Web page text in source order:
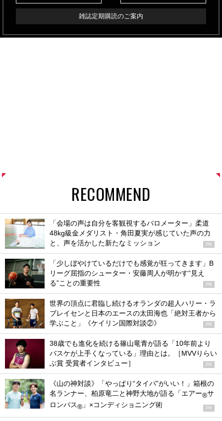
雑誌定期購読のご案内
RECOMMEND
「会場の声は自分を客観視するバロメーター」柔道
48kg級金メダリスト・角田夏実が感じていた声の力
と、声を活かした新たなミッション
PR
「少しぼやけているだけでも感覚が狂ってきます」B
リーグ屈指のシューター・安藤周人が明かす“見え
る”ことの重要性
PR
世界の頂点に君臨し続けるオランダの超人ハリー・ラ
ブレイセンと日本のエースの太田海也「絶対王者から
学ぶこと」《ケイリン国際対談②》
PR
38歳でも進化を続ける篠山竜青が語る「10年前より
バスケが上手くなっている」理由とは。［MVVりらい
ぶ賞 受賞者インタビュー］
PR
《山の神対談》「やっぱり“タイパ”がいい！」箱根の
名ランナー、柏原竜二と神野大地が語る「エアー®サ
ロンパス® 」×コンディショニング術 PR